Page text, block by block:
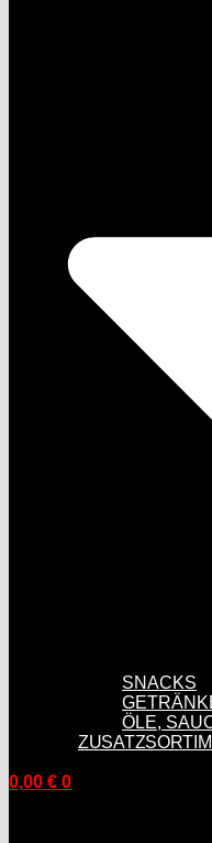
SNACKS
ÖLE,
0,00 € 0